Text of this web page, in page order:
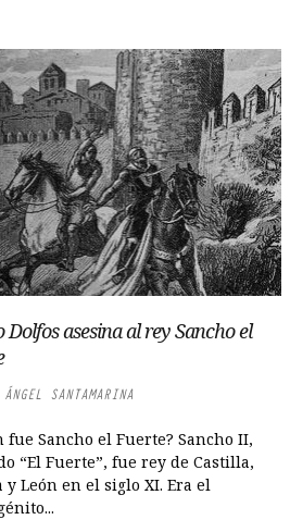
Dolfos asesina al rey Sancho el
SANTAMARINA
fue Sancho el Fuerte? Sancho II,
“El Fuerte”, fue rey de Castilla,
y León en el siglo XI. Era el